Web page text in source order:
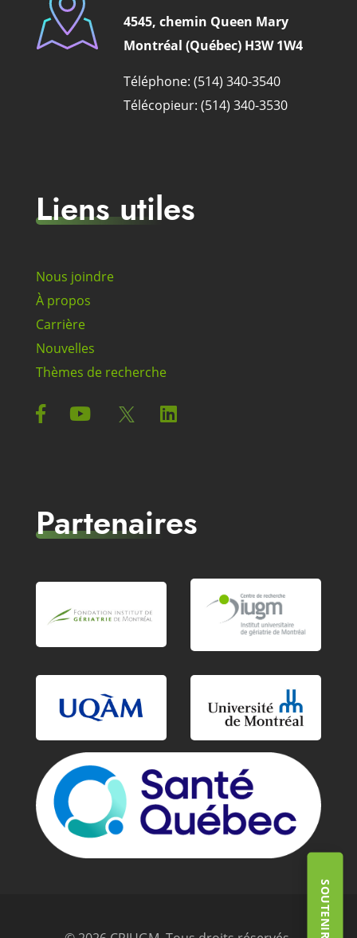
4545, chemin Queen Mary
Montréal (Québec) H3W 1W4
Téléphone: (514) 340-3540
Télécopieur: (514) 340-3530
Liens utiles
Nous joindre
À propos
Carrière
Nouvelles
Thèmes de recherche
Partenaires